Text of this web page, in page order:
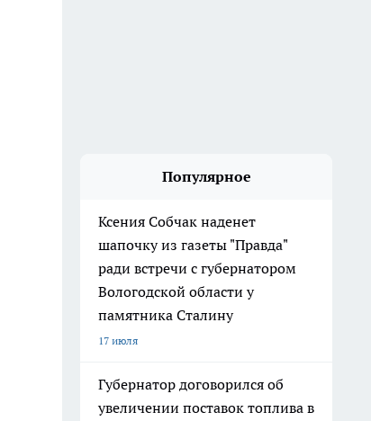
Популярное
Ксения Собчак наденет
шапочку из газеты "Правда"
ради встречи с губернатором
Вологодской области у
памятника Сталину
17 июля
Губернатор договорился об
увеличении поставок топлива в